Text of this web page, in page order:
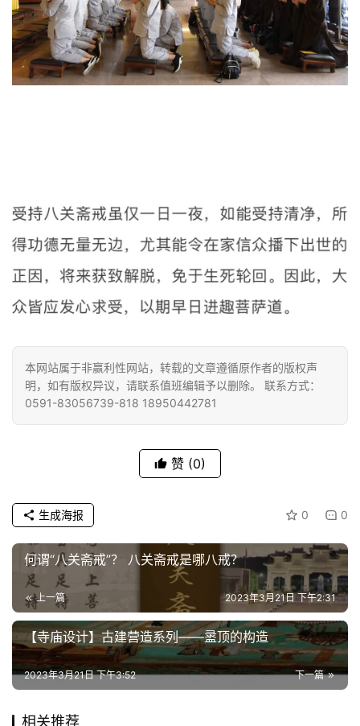
本网站属于非赢利性网站，转载的文章遵循原作者的版权声
明，如有版权异议，请联系值班编辑予以删除。 联系方式：
0591-83056739-818 18950442781
赞 (0)
0 0
生成海报
何谓“八关斋戒”？ 八关斋戒是哪八戒？
上一篇 2023年3月21日 下午2:31
【寺庙设计】古建营造系列——盝顶的构造
下一篇
2023年3月21日 下午3:52
相关推荐